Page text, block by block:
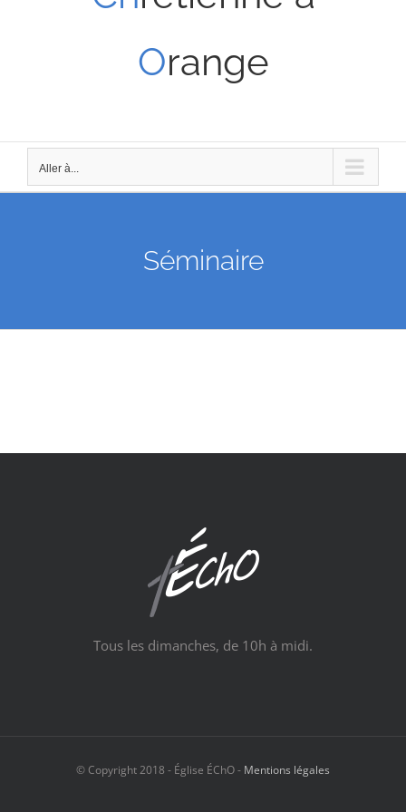
Orange
Aller à...
Séminaire
Tous les dimanches, de 10h à midi.
© Copyright 2018 - Église ÉChO - Mentions légales